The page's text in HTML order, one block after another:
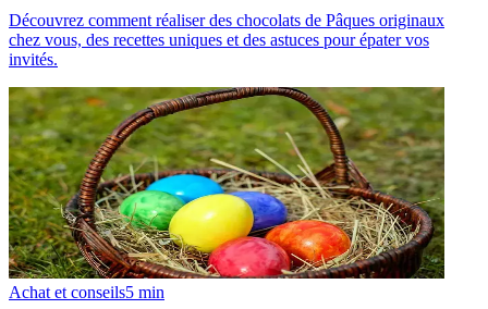
Découvrez comment réaliser des chocolats de Pâques originaux
chez vous, des recettes uniques et des astuces pour épater vos
invités.
Achat et conseils5 min